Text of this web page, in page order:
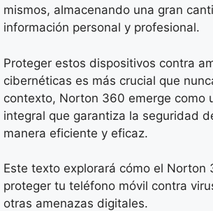
mismos, almacenando una gran
información personal y profesional.
Proteger estos dispositivos contra
cibernéticas es más crucial que
contexto, Norton 360 emerge como
integral que garantiza la seguridad
manera eficiente y eficaz.
Este texto explorará cómo el Norton
proteger tu teléfono móvil contra
otras amenazas digitales.